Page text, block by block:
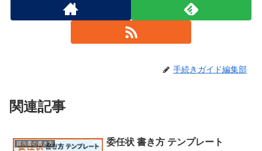
手続きガイド編集部
関連記事
届出書の書き方 委任状 書き方 テンプレート